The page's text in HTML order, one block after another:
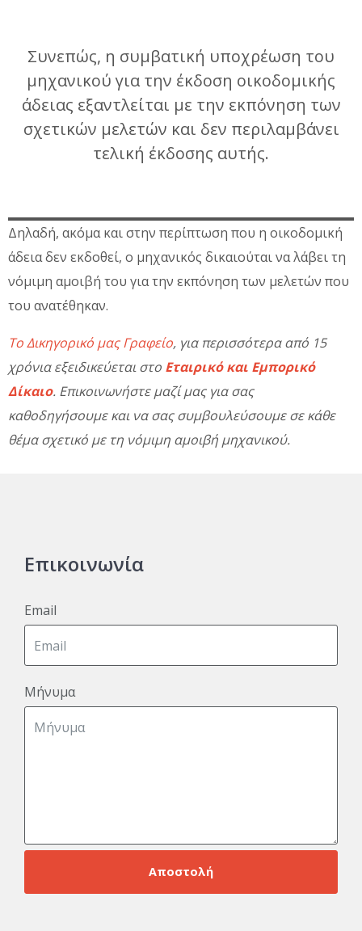
Συνεπώς, η συμβατική υποχρέωση του
μηχανικού για την έκδοση οικοδομικής
άδειας εξαντλείται με την εκπόνηση των
σχετικών μελετών και δεν περιλαμβάνει
τελική έκδοσης αυτής.
Δηλαδή, ακόμα και στην περίπτωση που η οικοδομική
άδεια δεν εκδοθεί, ο μηχανικός δικαιούται να λάβει τη
νόμιμη αμοιβή του για την εκπόνηση των μελετών που
του ανατέθηκαν.
Το Δικηγορικό μας Γραφείο, για περισσότερα από 15
χρόνια εξειδικεύεται στο Εταιρικό και Εμπορικό
Δίκαιο. Επικοινωνήστε μαζί μας για σας
καθοδηγήσουμε και να σας συμβουλεύσουμε σε κάθε
θέμα σχετικό με τη νόμιμη αμοιβή μηχανικού.
Επικοινωνία
Email
Μήνυμα
Αποστολή